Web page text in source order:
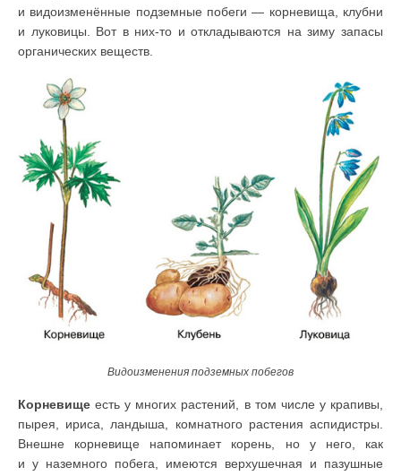
и видоизменённые подземные побеги — корневища, клубни
и луковицы. Вот в них-то и откладываются на зиму запасы
органических веществ.
Видоизменения подземных побегов
Корневищеесть у многих растений, в том числе у крапивы,
пырея, ириса, ландыша, комнатного растения аспидистры.
Внешне корневище напоминает корень, но у него, как
и у наземного побега, имеются верхушечная и пазушные